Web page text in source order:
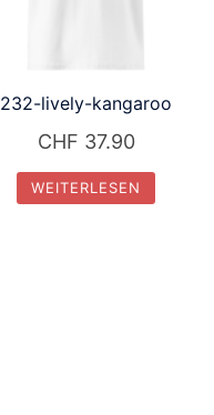
232-lively-kangaroo
CHF 37.90
WEITERLESEN